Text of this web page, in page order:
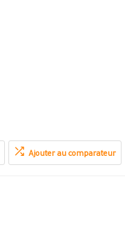
Ajouter au comparateur